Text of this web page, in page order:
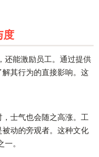
度
还能激励员工。通过提供
其行为的直接影响。这
士气也会随之高涨。工
动的旁观者。这种文化
。